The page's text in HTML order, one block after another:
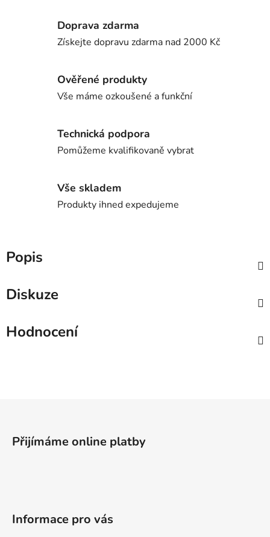
Doprava zdarma
Získejte dopravu zdarma nad 2000 Kč
Ověřené produkty
Vše máme ozkoušené a funkční
Technická podpora
Pomůžeme kvalifikovaně vybrat
Vše skladem
Produkty ihned expedujeme
Popis
Diskuze
Hodnocení
Přijímáme online platby
Informace pro vás